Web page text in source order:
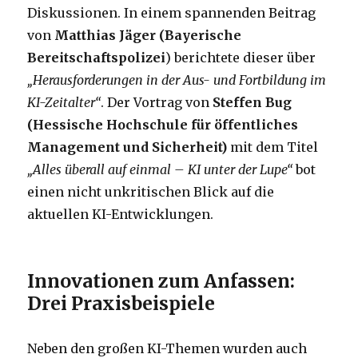
Diskussionen. In einem spannenden Beitrag
von Matthias Jäger (Bayerische
Bereitschaftspolizei) berichtete dieser über
„Herausforderungen in der Aus- und Fortbildung im
KI-Zeitalter“. Der Vortrag von Steffen Bug
(Hessische Hochschule für öffentliches
Management und Sicherheit) mit dem Titel
„Alles überall auf einmal – KI unter der Lupe“bot
einen nicht unkritischen Blick auf die
aktuellen KI-Entwicklungen.
Innovationen zum Anfassen:
Drei Praxisbeispiele
Neben den großen KI-Themen wurden auch